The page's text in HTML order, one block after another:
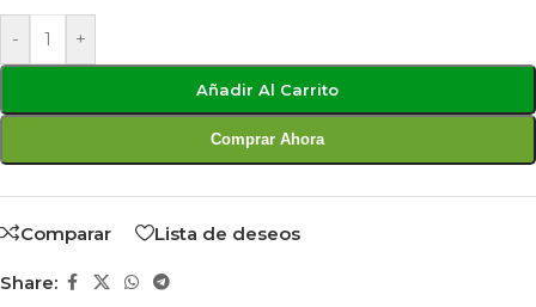
- +
Añadir Al Carrito
Comprar Ahora
Comparar Lista de deseos
Share: